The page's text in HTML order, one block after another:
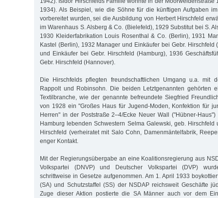
1934). Als Beispiel, wie die Söhne für die künftigen Aufgaben
vorbereitet wurden, sei die Ausbildung von Herbert Hirschfeld
im Warenhaus S. Alsberg & Co. (Bielefeld), 1929 Substitut bei S.
1930 Kleiderfabrikation Louis Rosenthal & Co. (Berlin), 1931
Kastel (Berlin), 1932 Manager und Einkäufer bei Gebr. Hirschfeld
und Einkäufer bei Gebr. Hirschfeld (Hamburg), 1936
Gebr. Hirschfeld (Hannover).
Die Hirschfelds pflegten freundschaftlichen Umgang u.a. mit
Rappolt und Robinsohn. Die beiden Letztgenannten gehörten
Textilbranche, wie der genannte befreundete Siegfried
von 1928 ein "Großes Haus für Jugend-Moden, Konfektion für
Herren" in der Poststraße 2–4/Ecke Neuer Wall ("Hübner-
Hamburg lebenden Schwestern Selma Galewski, geb. Hirschfeld
Hirschfeld (verheiratet mit Salo Cohn, Damenmäntelfabrik,
enger Kontakt.
Mit der Regierungsübergabe an eine Koalitionsregierung aus
Volkspartei (DNVP) und Deutscher Volkspartei (DVP)
schrittweise in Gesetze aufgenommen. Am 1. April 1933
(SA) und Schutzstaffel (SS) der NSDAP reichsweit Geschäfte
Zuge dieser Aktion postierte die SA Männer auch vor dem